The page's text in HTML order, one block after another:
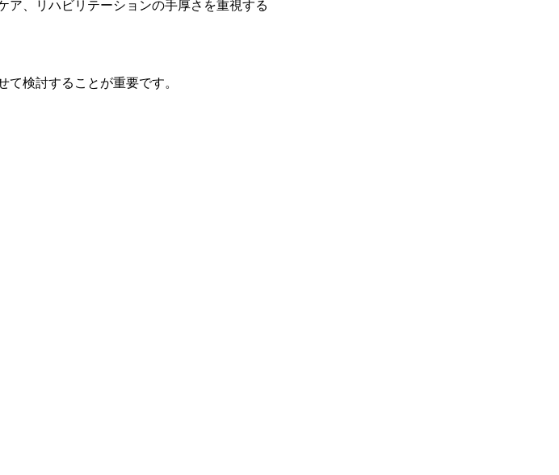
ア、リハビリテーションの手厚さを重視する
検討することが重要です。